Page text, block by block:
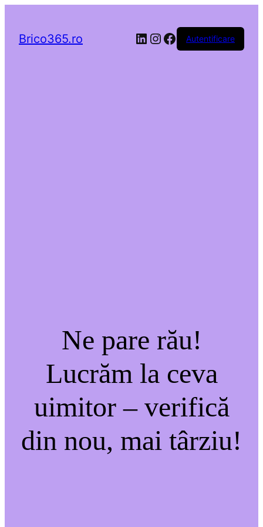
Brico365.ro LinkedIn
Instagram
Facebook
Autentificare
Ne pare rău!
Lucrăm la ceva
uimitor – verifică
din nou, mai târziu!